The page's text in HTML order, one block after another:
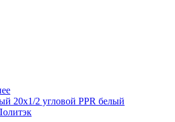
20х1/2 угловой PPR белый